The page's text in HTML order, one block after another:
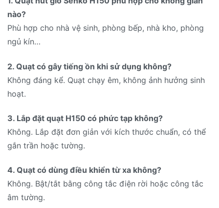
nào?
Phù hợp cho nhà vệ sinh, phòng bếp, nhà kho, phòng
ngủ kín…
2. Quạt có gây tiếng ồn khi sử dụng không?
Không đáng kể. Quạt chạy êm, không ảnh hưởng sinh
hoạt.
3. Lắp đặt quạt H150 có phức tạp không?
Không. Lắp đặt đơn giản với kích thước chuẩn, có thể
gắn trần hoặc tường.
4. Quạt có dùng điều khiển từ xa không?
Không. Bật/tắt bằng công tắc điện rời hoặc công tắc
âm tường.